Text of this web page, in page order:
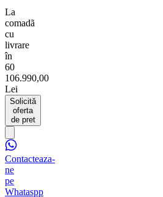
La
comadã
cu
livrare
în
60
106.990,00
Lei
Solicită
oferta
de pret
Contacteaza-
ne
pe
Whataspp